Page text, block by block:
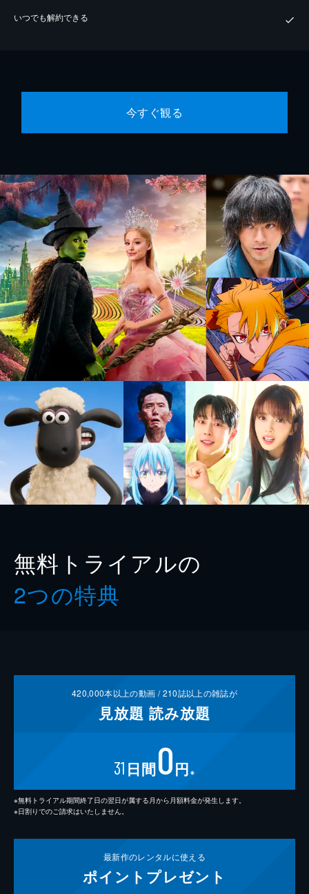
いつでも解約できる
今すぐ観る
無料トライアルの
2つの特典
420,000本以上の動画 /210誌以上の雑誌が
見放題 読み放題
31 日間0円 ※
※無料トライアル期間終了日の翌日が属する月から月額料金が発生します。
※日割りでのご請求はいたしません。
最新作のレンタルに使える
ポイント プレゼント